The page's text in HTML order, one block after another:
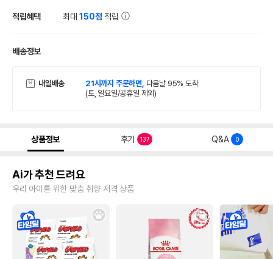
적립혜택 최대150점 적립
배송정보
내일배송 21시까지 주문하면, 다음날 95% 도착
(토, 일요일/공휴일 제외)
상품정보 후기 137 Q&A 0
Ai가 추천 드려요
우리 아이를 위한 맞춤 취향 저격 상품